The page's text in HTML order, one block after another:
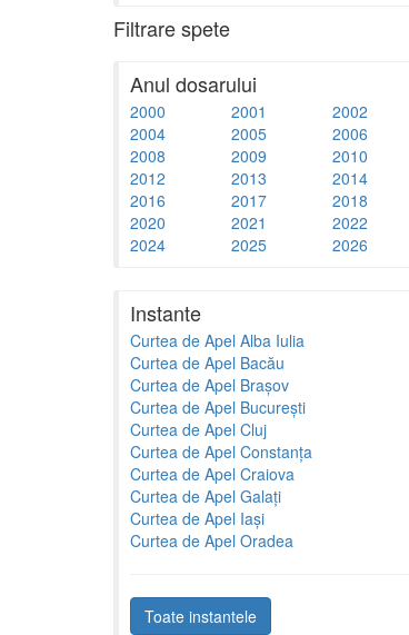
Filtrare spete
Anul dosarului
2000 2001 2002
2004
2005 2006
2008
2009 2010
2012
2013 2014
2016
2017 2018
2020
2021 2022
2024
2025 2026
Instante
Curtea de Apel Alba Iulia
Curtea de Apel Bacău
Curtea de Apel Brașov
Curtea de Apel București
Curtea de Apel Cluj
Curtea de Apel Constanța
Curtea de Apel Craiova
Curtea de Apel Galați
Curtea de Apel Iași
Curtea de Apel Oradea
Toate instantele